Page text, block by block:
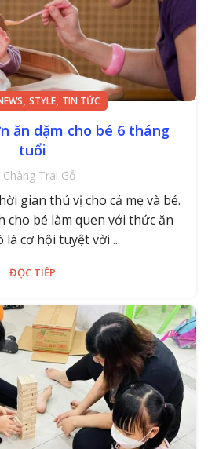
, STYLE, TIN TỨC
ăn dặm cho bé 6 tháng
tuổi
Chàng Trai Gỗ
gian thú vị cho cả mẹ và bé.
bé làm quen với thức ăn
là cơ hội tuyệt vời ...
ĐỌC TIẾP